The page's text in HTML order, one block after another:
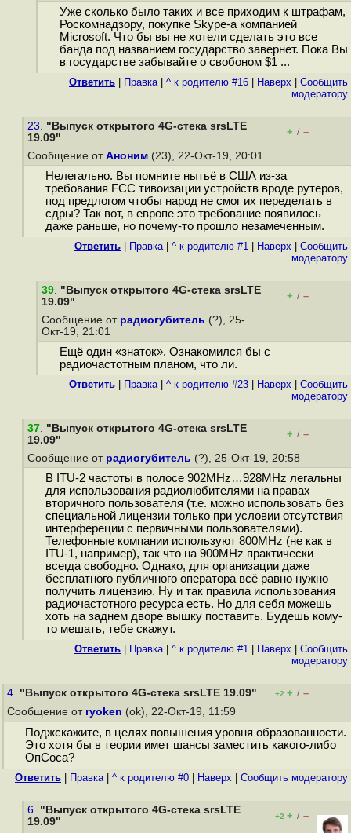
Уже сколько было таких и все приходим к штрафам,
Роскомнадзору, покупке Skype-а компанией
Microsoft. Что бы вы не хотели сделать это все
банда под названием государство завернет. Пока Вы
в государстве забывайте о свобоном $1 ...
Ответить Правка| ^ к родителю #16 Наверх
Cообщить
модератору
23. "Выпуск открытого 4G-стека srsLTE
19.09"
+ / –
Сообщение от Аноним (23), 22-Окт-19, 20:01
Нелегально. Вы помните нытьё в США из-за
требования FCC тивоизации устройств вроде рутеров,
под предлогом чтобы народ не смог их переделать в
сдры? Так вот, в европе это требование появилось
даже раньше, но почему-то прошло незамеченным.
Ответить Правка| ^ к родителю #1 Наверх
Cообщить
модератору
39. "Выпуск открытого 4G-стека srsLTE
19.09"
+ / –
Сообщение от радиогубитель (?), 25-
Окт-19, 21:01
Ещё один «знаток». Ознакомился бы с
радиочастотным планом, что ли.
Ответить Правка| ^ к родителю #23 Наверх
Cообщить
модератору
37. "Выпуск открытого 4G-стека srsLTE
19.09"
+ / –
Сообщение от радиогубитель (?), 25-Окт-19, 20:58
В ITU-2 частоты в полосе 902MHz…928MHz легальны
для использования радиолюбителями на правах
вторичного пользователя (т.е. можно использовать без
специальной лицензии только при условии отсутствия
интерфереции с первичными пользователями).
Телефонные компании используют 800MHz (не как в
ITU-1, например), так что на 900MHz практически
всегда свободно. Однако, для организации даже
бесплатного публичного оператора всё равно нужно
получить лицензию. Ну и так правила использования
радиочастотного ресурса есть. Но для себя можешь
хоть на заднем дворе вышку поставить. Будешь кому-
то мешать, тебе скажут.
Ответить Правка| ^ к родителю #1 Наверх
Cообщить
модератору
4. "Выпуск открытого 4G-стека srsLTE 19.09" +2 + / –
Сообщение от ryoken (ok), 22-Окт-19, 11:59
Поджскажите, в целях повышения уровня образованности.
Это хотя бы в теории имет шансы заместить какого-либо
ОпСоса?
Ответить Правка| ^ к родителю #0 Наверх Cообщить модератору
6. "Выпуск открытого 4G-стека srsLTE
19.09"
+2 + / –